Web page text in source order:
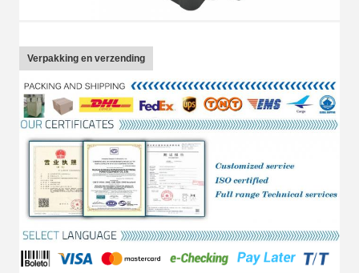
Verpakking en verzending